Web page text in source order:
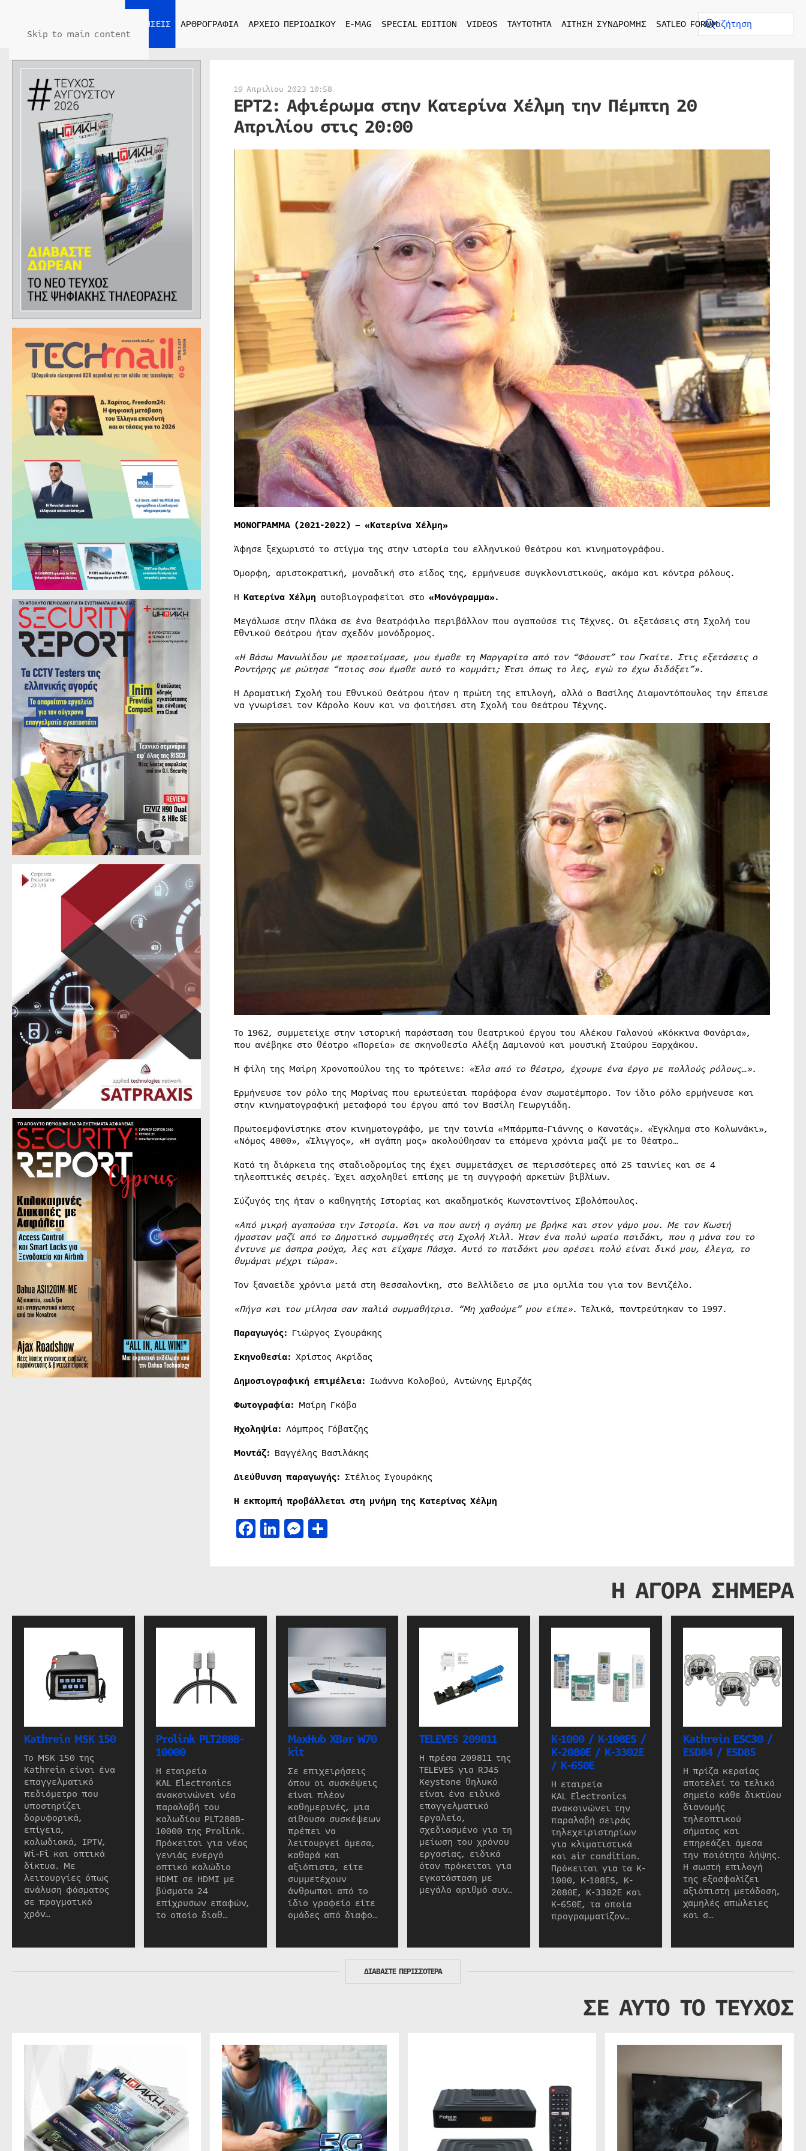
Skip to main content
ΕΙΔΗΣΕΙΣ ΑΡΘΡΟΓΡΑΦΙΑ ΑΡΧΕΙΟ ΠΕΡΙΟΔΙΚΟΥ E-MAG SPECIAL EDITION VIDEOS ΤΑΥΤΟΤΗΤΑ ΑΙΤΗΣΗ ΣΥΝΔΡΟΜΗΣ SATLEO FORUM
19 Απριλίου 2023 10:58
ΕΡΤ2: Αφιέρωμα στην Κατερίνα Χέλμη την Πέμπτη 20
Απριλίου στις 20:00
ΜΟΝΟΓΡΑΜΜΑ (2021-2022) – «Κατερίνα Χέλμη»
Άφησε ξεχωριστό το στίγμα της στην ιστορία του ελληνικού θεάτρου και κινηματογράφου.
Όμορφη, αριστοκρατική, μοναδική στο είδος της, ερμήνευσε συγκλονιστικούς, ακόμα και κόντρα ρόλους.
Η Κατερίνα Χέλμη αυτοβιογραφείται στο «Μονόγραμμα».
Μεγάλωσε στην Πλάκα σε ένα θεατρόφιλο περιβάλλον που αγαπούσε τις Τέχνες. Οι εξετάσεις στη Σχολή του
Εθνικού Θεάτρου ήταν σχεδόν μονόδρομος.
«Η Βάσω Μανωλίδου με προετοίμασε, μου έμαθε τη Μαργαρίτα από τον “Φάουστ” του Γκαίτε. Στις εξετάσεις ο
Ροντήρης με ρώτησε “ποιος σου έμαθε αυτό το κομμάτι; Έτσι όπως το λες, εγώ το έχω διδάξει”».
Η Δραματική Σχολή του Εθνικού Θεάτρου ήταν η πρώτη της επιλογή, αλλά ο Βασίλης Διαμαντόπουλος την έπεισε
να γνωρίσει τον Κάρολο Κουν και να φοιτήσει στη Σχολή του Θεάτρου Τέχνης.
Το 1962, συμμετείχε στην ιστορική παράσταση του θεατρικού έργου του Αλέκου Γαλανού «Κόκκινα Φανάρια»,
που ανέβηκε στο θέατρο «Πορεία» σε σκηνοθεσία Αλέξη Δαμιανού και μουσική Σταύρου Ξαρχάκου.
Η φίλη της Μαίρη Χρονοπούλου της το πρότεινε: «Έλα από το θέατρο, έχουμε ένα έργο με πολλούς ρόλους…».
Ερμήνευσε τον ρόλο της Μαρίνας που ερωτεύεται παράφορα έναν σωματέμπορο. Τον ίδιο ρόλο ερμήνευσε και
στην κινηματογραφική μεταφορά του έργου από τον Βασίλη Γεωργιάδη.
Πρωτοεμφανίστηκε στον κινηματογράφο, με την ταινία «Μπάρμπα-Γιάννης ο Κανατάς». «Έγκλημα στο Κολωνάκι»,
«Νόμος 4000», «Ίλιγγος», «Η αγάπη μας» ακολούθησαν τα επόμενα χρόνια μαζί με το θέατρο…
Κατά τη διάρκεια της σταδιοδρομίας της έχει συμμετάσχει σε περισσότερες από 25 ταινίες και σε 4
τηλεοπτικές σειρές. Έχει ασχοληθεί επίσης με τη συγγραφή αρκετών βιβλίων.
Σύζυγός της ήταν ο καθηγητής Ιστορίας και ακαδημαϊκός Κωνσταντίνος Σβολόπουλος.
«Από μικρή αγαπούσα την Ιστορία. Και να που αυτή η αγάπη με βρήκε και στον γάμο μου. Με τον Κωστή
ήμασταν μαζί από το Δημοτικό συμμαθητές στη Σχολή Χιλλ. Ήταν ένα πολύ ωραίο παιδάκι, που η μάνα του το
έντυνε με άσπρα ρούχα, λες και είχαμε Πάσχα. Αυτό το παιδάκι μου αρέσει πολύ είναι δικό μου, έλεγα, το
θυμάμαι μέχρι τώρα».
Τον ξαναείδε χρόνια μετά στη Θεσσαλονίκη, στο Βελλίδειο σε μια ομιλία του για τον Βενιζέλο.
«Πήγα και του μίλησα σαν παλιά συμμαθήτρια. “Μη χαθούμε” μου είπε». Τελικά, παντρεύτηκαν το 1997.
Παραγωγός: Γιώργος Σγουράκης
Σκηνοθεσία: Χρίστος Ακρίδας
Δημοσιογραφική επιμέλεια: Ιωάννα Κολοβού, Αντώνης Εμιρζάς
Φωτογραφία: Μαίρη Γκόβα
Ηχοληψία: Λάμπρος Γόβατζης
Μοντάζ: Βαγγέλης Βασιλάκης
Διεύθυνση παραγωγής: Στέλιος Σγουράκης
Η εκπομπή προβάλλεται στη μνήμη της Κατερίνας Χέλμη
Facebook
LinkedIn
Messenger
Μοιραστείτε
Η ΑΓΟΡΑ ΣΗΜΕΡΑ
Kathrein MSK 150
Το MSK 150 της
Kathrein είναι ένα
επαγγελματικό
πεδιόμετρο που
υποστηρίζει
δορυφορικά,
επίγεια,
καλωδιακά, IPTV,
Wi-Fi και οπτικά
δίκτυα. Με
λειτουργίες όπως
ανάλυση φάσματος
σε πραγματικό
χρόν…
Prolink PLT288B-
10000
Η εταιρεία
KAL Electronics
ανακοινώνει νέα
παραλαβή του
καλωδίου PLT288B-
10000 της Prolink.
Πρόκειται για νέας
γενιάς ενεργό
οπτικό καλώδιο
HDMI σε HDMI με
βύσματα 24
επίχρυσων επαφών,
το οποίο διαθ…
MaxHub XBar W70
kit
Σε επιχειρήσεις
όπου οι συσκέψεις
είναι πλέον
καθημερινές, μια
αίθουσα συσκέψεων
πρέπει να
λειτουργεί άμεσα,
καθαρά και
αξιόπιστα, είτε
συμμετέχουν
άνθρωποι από το
ίδιο γραφείο είτε
ομάδες από διαφο…
TELEVES 209811
Η πρέσα 209811 της
TELEVES για RJ45
Keystone θηλυκό
είναι ένα ειδικό
επαγγελματικό
εργαλείο,
σχεδιασμένο για τη
μείωση του χρόνου
εργασίας, ειδικά
όταν πρόκειται για
εγκατάσταση με
μεγάλο αριθμό συν…
K-1000 / K-108ES /
K-2080E / K-3302E
/ K-650E
Η εταιρεία
KAL Electronics
ανακοινώνει την
παραλαβή σειράς
τηλεχειριστηρίων
για κλιματιστικά
και air condition.
Πρόκειται για τα K-
1000, K-108ES, K-
2080E, K-3302E και
K-650E, τα οποία
προγραμματίζον…
Kathrein ESC30 /
ESD84 / ESD85
Η πρίζα κεραίας
αποτελεί το τελικό
σημείο κάθε δικτύου
διανομής
τηλεοπτικού
σήματος και
επηρεάζει άμεσα
την ποιότητα λήψης.
Η σωστή επιλογή
της εξασφαλίζει
αξιόπιστη μετάδοση,
χαμηλές απώλειες
και σ…
ΔΙΑΒΑΣΤΕ ΠΕΡΙΣΣΟΤΕΡΑ
ΣΕ ΑΥΤΟ ΤΟ ΤΕΥΧΟΣ